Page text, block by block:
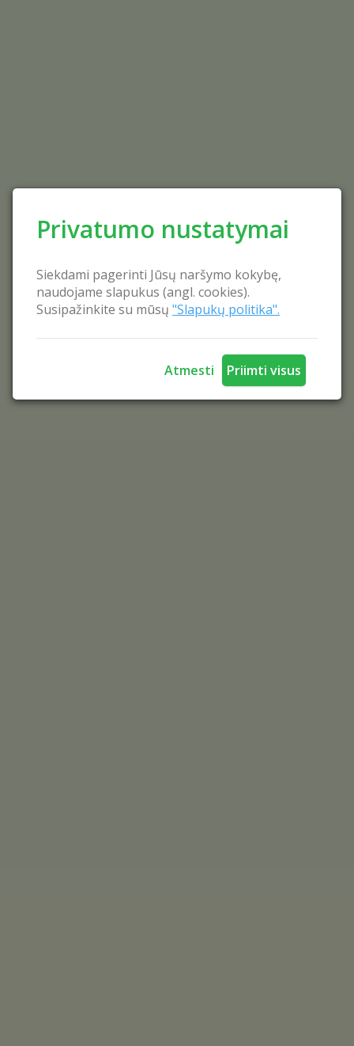
Privatumo nustatymai
Siekdami pagerinti Jūsų naršymo kokybę,
naudojame slapukus (angl. cookies).
Susipažinkite su mūsų "Slapukų politika".
Atmesti Priimti visus